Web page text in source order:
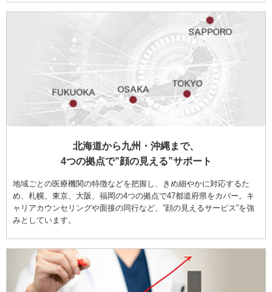
北海道から九州・沖縄まで、
4つの拠点で”顔の見える”サポート
地域ごとの医療機関の特徴などを把握し、きめ細やかに対応するた
め、札幌、東京、大阪、福岡の4つの拠点で47都道府県をカバー。キ
ャリアカウンセリングや面接の同行など、”顔の見えるサービス”を強
みとしています。